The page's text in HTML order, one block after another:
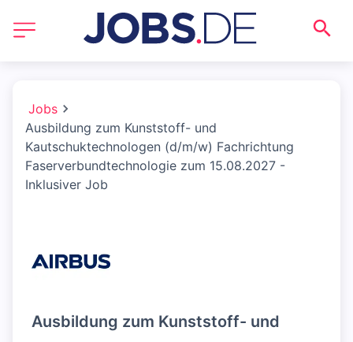
Jobs
Ausbildung zum Kunststoff- und
Kautschuktechnologen (d/m/w) Fachrichtung
Faserverbundtechnologie zum 15.08.2027 -
Inklusiver Job
Ausbildung zum Kunststoff- und